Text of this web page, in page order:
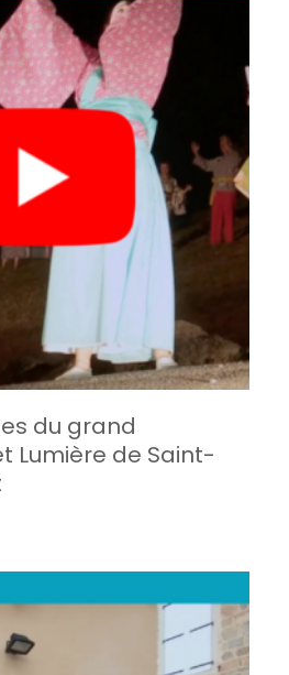
du grand
Lumière de Saint-